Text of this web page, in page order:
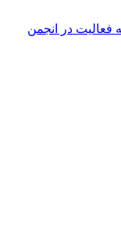
فعالیت در انجمن